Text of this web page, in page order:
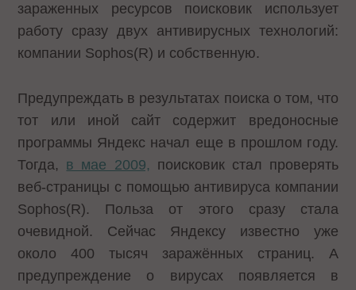
зараженных ресурсов поисковик использует
работу сразу двух антивирусных технологий:
компании Sophos(R) и собственную.
Предупреждать в результатах поиска о том, что
тот или иной сайт содержит вредоносные
программы Яндекс начал еще в прошлом году.
Тогда, в мае 2009, поисковик стал проверять
веб-страницы с помощью антивируса компании
Sophos(R). Польза от этого сразу стала
очевидной. Сейчас Яндексу известно уже
около 400 тысяч заражённых страниц. А
предупреждение о вирусах появляется в